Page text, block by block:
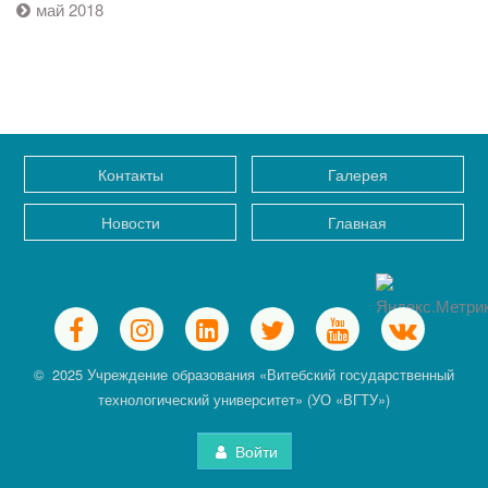
май 2018
Контакты Галерея
Новости Главная
© 2025 Учреждение образования «Витебский государственный
технологический университет» (УО «ВГТУ»)
Войти